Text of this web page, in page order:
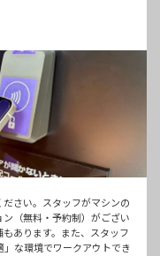
さい。スタッフがマシンの
（無料・予約制）がござい
あります。また、スタッフ
な環境でワークアウトでき